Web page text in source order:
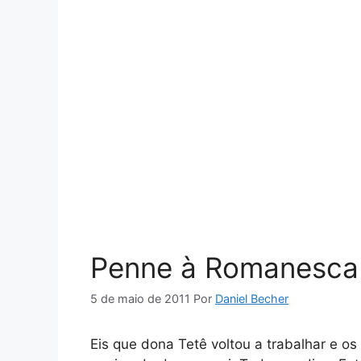
Penne à Romanesca
5 de maio de 2011 Por Daniel Becher
Eis que dona Tetê voltou a trabalhar e